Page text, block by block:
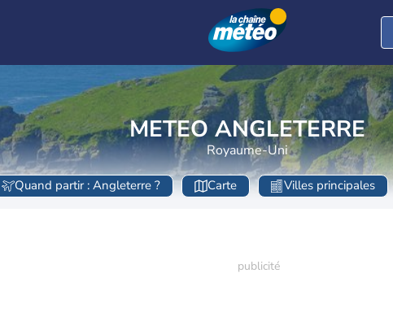
METEO ANGLETERRE
Royaume-Uni
Quand partir : Angleterre ? Carte Villes principales